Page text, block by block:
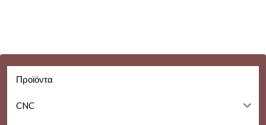
Προϊόντα
CNC